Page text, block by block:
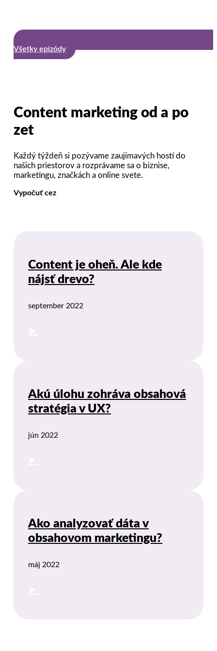
Všetky epizódy
Content marketing od a po
zet
Každý týždeň si pozývame zaujímavých hostí do
našich priestorov a rozprávame sa o biznise,
marketingu, značkách a online svete.
Vypočuť cez
Content je oheň. Ale kde
nájsť drevo?
september 2022
Akú úlohu zohráva obsahová
stratégia v UX?
jún 2022
Ako analyzovať dáta v
obsahovom marketingu?
máj 2022